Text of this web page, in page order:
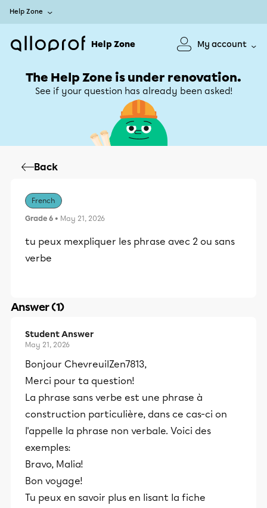
Help Zone
Help Zone My account
The Help Zone is under renovation.
See if your question has already been asked!
Back
French
Grade 6 • May 21, 2026
tu peux mexpliquer les phrase avec 2 ou sans
verbe
Answer (1)
Student Answer
May 21, 2026
Bonjour ChevreuilZen7813,
Merci pour ta question!
La phrase sans verbe est une phrase à
construction particulière, dans ce cas-ci on
l'appelle la phrase non verbale. Voici des
exemples:
Bravo, Malia!
Bon voyage!
Tu peux en savoir plus en lisant la fiche